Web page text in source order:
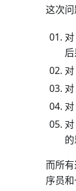
这次
的
而所
序员